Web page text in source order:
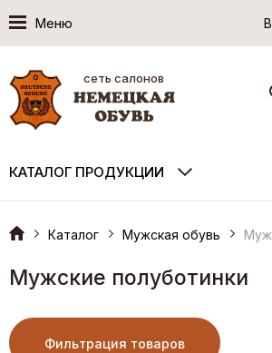
Меню
сеть салонов
КАТАЛОГ ПРОДУКЦИИ
Каталог Мужская обувь
Мужские полуботинки
Фильтрация товаров